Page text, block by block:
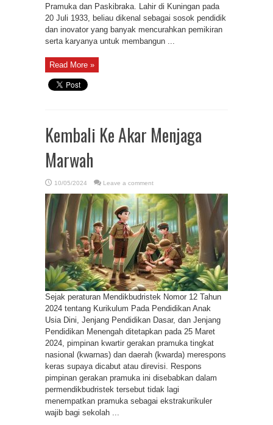
Pramuka dan Paskibraka. Lahir di Kuningan pada
20 Juli 1933, beliau dikenal sebagai sosok pendidik
dan inovator yang banyak mencurahkan pemikiran
serta karyanya untuk membangun ...
Read More »
Kembali Ke Akar Menjaga
Marwah
10/05/2024 Leave a comment
Sejak peraturan Mendikbudristek Nomor 12 Tahun
2024 tentang Kurikulum Pada Pendidikan Anak
Usia Dini, Jenjang Pendidikan Dasar, dan Jenjang
Pendidikan Menengah ditetapkan pada 25 Maret
2024, pimpinan kwartir gerakan pramuka tingkat
nasional (kwarnas) dan daerah (kwarda) merespons
keras supaya dicabut atau direvisi. Respons
pimpinan gerakan pramuka ini disebabkan dalam
permendikbudristek tersebut tidak lagi
menempatkan pramuka sebagai ekstrakurikuler
wajib bagi sekolah ...